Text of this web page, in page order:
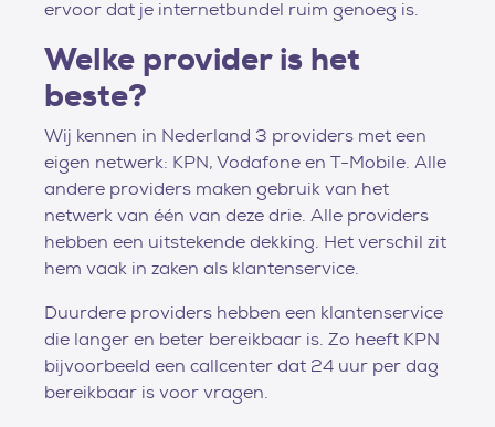
ervoor dat je internetbundel ruim genoeg is.
Welke provider is het
beste?
Wij kennen in Nederland 3 providers met een
eigen netwerk: KPN, Vodafone en T-Mobile. Alle
andere providers maken gebruik van het
netwerk van één van deze drie. Alle providers
hebben een uitstekende dekking. Het verschil zit
hem vaak in zaken als klantenservice.
Duurdere providers hebben een klantenservice
die langer en beter bereikbaar is. Zo heeft KPN
bijvoorbeeld een callcenter dat 24 uur per dag
bereikbaar is voor vragen.